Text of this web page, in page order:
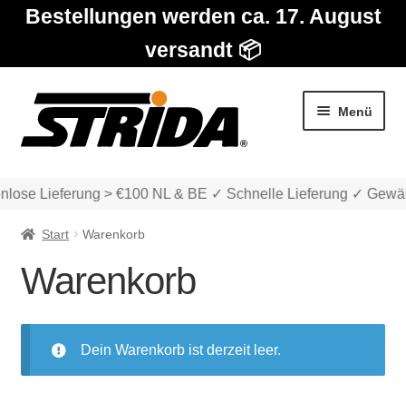
Bestellungen werden ca. 17. August
versandt 📦
Zur
Navigation
springen
Zum
Inhalt
springen
Menü
Katalog
Lieferung > €100 NL & BE ✓ Schnelle Lieferung ✓
Start Warenkorb
Warenkorb
Dein Warenkorb ist derzeit leer.